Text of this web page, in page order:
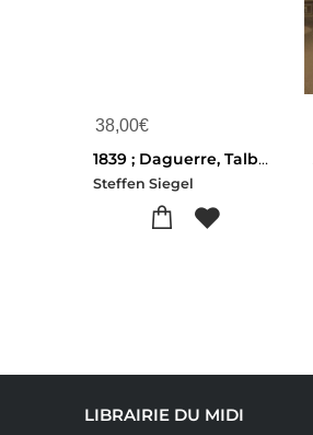
38,00€
1839 ; Daguerre, Talbot Et La Publication De La Photographie ; Une Anthologie
Steffen Siegel
LIBRAIRIE DU MIDI